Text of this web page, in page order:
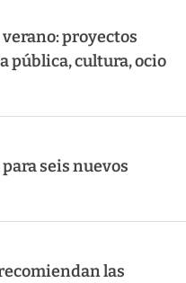
proyectos
pública, cultura, ocio
seis nuevos
las